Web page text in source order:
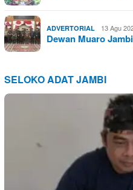
ADVERTORIAL 13 Agu
Dewan Muaro
SELOKO ADAT JAMBI